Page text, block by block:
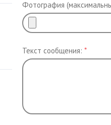
Фотография
Текст сообщения: *